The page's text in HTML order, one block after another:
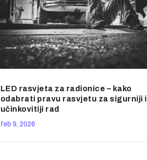
LED rasvjeta za radionice – kako
odabrati pravu rasvjetu za sigurniji i
učinkovitiji rad
feb 9, 2026